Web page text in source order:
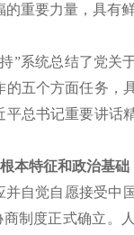
重要力量，具有
系统总结了党关
五个方面任务，
总书记重要讲话
本特征和政治基础
自觉自愿接受中
制度正式确立。